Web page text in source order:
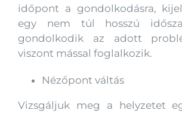
időpont a gondolkodásra,
egy nem túl hosszú
gondolkodik az adott
viszont mással foglalkozik.
Nézőpont váltás
Vizsgáljuk meg a helyzetet